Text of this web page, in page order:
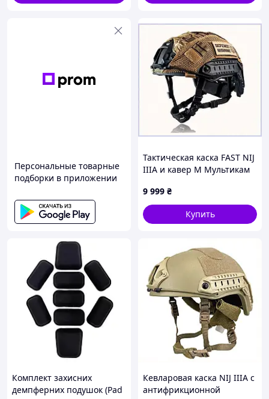
Персональные товарные
подборки в приложении
Тактическая каска FAST NIJ
IIIA и кавер M Мультикам
9 999 ₴
Купить
Комплект захисних
демпферних подушок (Pad
Кевларовая каска NIJ IIIA с
антифрикционной